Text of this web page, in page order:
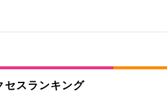
セスランキング